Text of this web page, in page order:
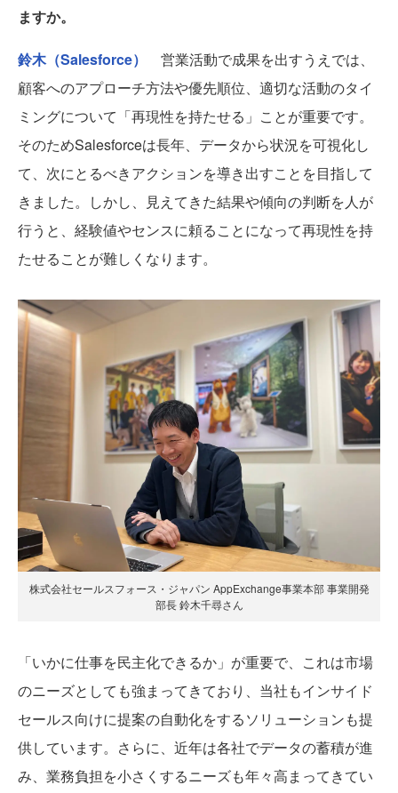
ますか。
鈴木（Salesforce） 営業活動で成果を出すうえでは、
顧客へのアプローチ方法や優先順位、適切な活動のタイ
ミングについて「再現性を持たせる」ことが重要です。
そのためSalesforceは長年、データから状況を可視化し
て、次にとるべきアクションを導き出すことを目指して
きました。しかし、見えてきた結果や傾向の判断を人が
行うと、経験値やセンスに頼ることになって再現性を持
たせることが難しくなります。
株式会社セールスフォース・ジャパン AppExchange事業本部 事業開発
部長 鈴木千尋さん
「いかに仕事を民主化できるか」が重要で、これは市場
のニーズとしても強まってきており、当社もインサイド
セールス向けに提案の自動化をするソリューションも提
供しています。さらに、近年は各社でデータの蓄積が進
み、業務負担を小さくするニーズも年々高まってきてい